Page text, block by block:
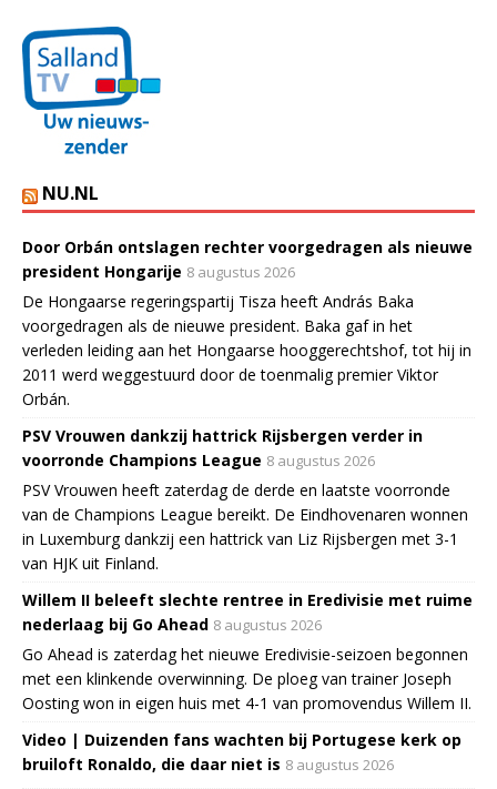
NU.NL
Door Orbán ontslagen rechter voorgedragen als nieuwe
president Hongarije 8 augustus 2026
De Hongaarse regeringspartij Tisza heeft András Baka
voorgedragen als de nieuwe president. Baka gaf in het
verleden leiding aan het Hongaarse hooggerechtshof, tot hij in
2011 werd weggestuurd door de toenmalig premier Viktor
Orbán.
PSV Vrouwen dankzij hattrick Rijsbergen verder in
voorronde Champions League 8 augustus 2026
PSV Vrouwen heeft zaterdag de derde en laatste voorronde
van de Champions League bereikt. De Eindhovenaren wonnen
in Luxemburg dankzij een hattrick van Liz Rijsbergen met 3-1
van HJK uit Finland.
Willem II beleeft slechte rentree in Eredivisie met ruime
nederlaag bij Go Ahead 8 augustus 2026
Go Ahead is zaterdag het nieuwe Eredivisie-seizoen begonnen
met een klinkende overwinning. De ploeg van trainer Joseph
Oosting won in eigen huis met 4-1 van promovendus Willem II.
Video | Duizenden fans wachten bij Portugese kerk op
bruiloft Ronaldo, die daar niet is 8 augustus 2026